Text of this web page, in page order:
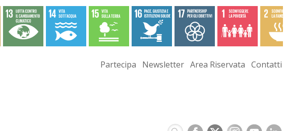
Partecipa Newsletter Area Riservata Contatti